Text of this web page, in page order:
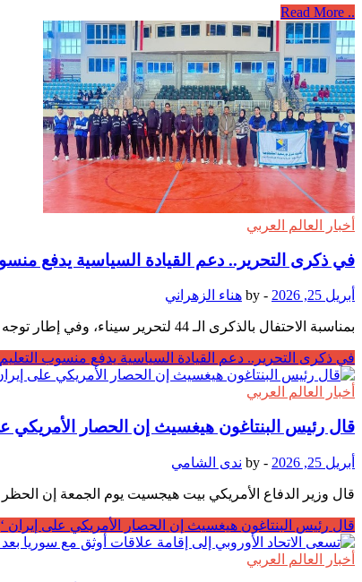
..
أخبار العالم العربي
في ذكرى التحرير.. دعم القيادة السياسية يدفع
أبريل 25, 2026 -
by هناء الزهراني
بمناسبة الاحتفال بالذكرى الـ 44 لتحرير سيناء، وفي إطار توجه الدولة المصرية نحو دفع عجلة التنمية الشاملة، خاصة في شبه جزيرة سيناء ومدن القناة، يحظى قطاع التعليم العالي والبحث العلمي …
في ذكرى التحرير.. دعم القيادة السياسية يدفع منسوب
أخبار العالم العربي
قال رئيس البنتاغون هيغسيث إن الحصار الأمريكي
أبريل 25, 2026 -
by ندى الشامي
قال وزير الدفاع الأمريكي بيت هيجسيت يوم الجمعة إن
قال رئيس البنتاغون هيغسيث إن الحصار الأمريكي على إيران
أخبار العالم العربي